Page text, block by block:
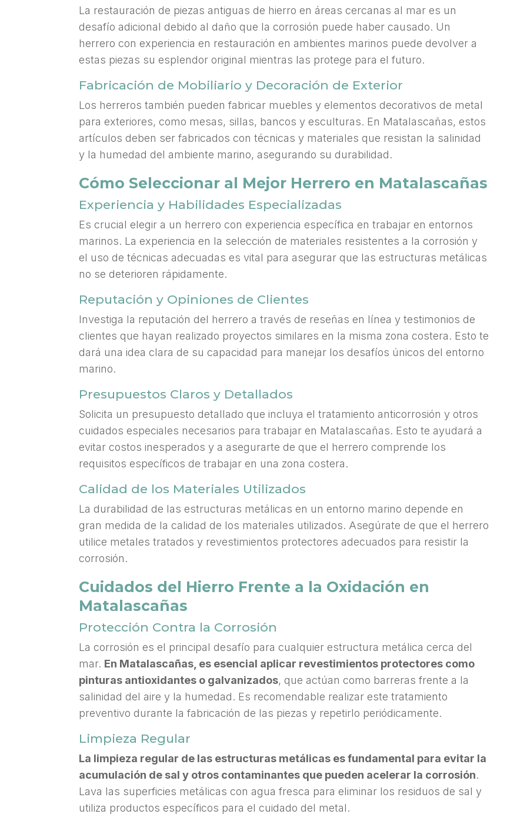
La restauración de piezas antiguas de hierro en áreas cercanas al mar es un
desafío adicional debido al daño que la corrosión puede haber causado. Un
herrero con experiencia en restauración en ambientes marinos puede devolver a
estas piezas su esplendor original mientras las protege para el futuro.
Fabricación de Mobiliario y Decoración de Exterior
Los herreros también pueden fabricar muebles y elementos decorativos de metal
para exteriores, como mesas, sillas, bancos y esculturas. En Matalascañas, estos
artículos deben ser fabricados con técnicas y materiales que resistan la salinidad
y la humedad del ambiente marino, asegurando su durabilidad.
Cómo Seleccionar al Mejor Herrero en Matalascañas
Experiencia y Habilidades Especializadas
Es crucial elegir a un herrero con experiencia específica en trabajar en entornos
marinos. La experiencia en la selección de materiales resistentes a la corrosión y
el uso de técnicas adecuadas es vital para asegurar que las estructuras metálicas
no se deterioren rápidamente.
Reputación y Opiniones de Clientes
Investiga la reputación del herrero a través de reseñas en línea y testimonios de
clientes que hayan realizado proyectos similares en la misma zona costera. Esto te
dará una idea clara de su capacidad para manejar los desafíos únicos del entorno
marino.
Presupuestos Claros y Detallados
Solicita un presupuesto detallado que incluya el tratamiento anticorrosión y otros
cuidados especiales necesarios para trabajar en Matalascañas. Esto te ayudará a
evitar costos inesperados y a asegurarte de que el herrero comprende los
requisitos específicos de trabajar en una zona costera.
Calidad de los Materiales Utilizados
La durabilidad de las estructuras metálicas en un entorno marino depende en
gran medida de la calidad de los materiales utilizados. Asegúrate de que el herrero
utilice metales tratados y revestimientos protectores adecuados para resistir la
corrosión.
Cuidados del Hierro Frente a la Oxidación en
Matalascañas
Protección Contra la Corrosión
La corrosión es el principal desafío para cualquier estructura metálica cerca del
mar. En Matalascañas, es esencial aplicar revestimientos protectores como
pinturas antioxidantes o galvanizados, que actúan como barreras frente a la
salinidad del aire y la humedad. Es recomendable realizar este tratamiento
preventivo durante la fabricación de las piezas y repetirlo periódicamente.
Limpieza Regular
La limpieza regular de las estructuras metálicas es fundamental para evitar la
acumulación de sal y otros contaminantes que pueden acelerar la corrosión.
Lava las superficies metálicas con agua fresca para eliminar los residuos de sal y
utiliza productos específicos para el cuidado del metal.